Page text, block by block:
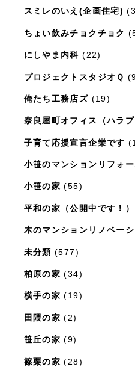
スミレのいえ(企画住宅)
ちょい飲みチョクチョク
にしやま内科 (22)
プロジェクトスタジオＱ
俺たち工務店ズ (19)
奈良屋町オフィス（ハラプ
子育て応援宣言企業です
小笹のマンションリフォ
小笹の家 (55)
平和の家（公開中です！）
木のマンションリノベーシ
未分類 (577)
柏原の家 (34)
横手の家 (19)
田隈の家 (2)
笹丘の家 (9)
篠栗の家 (28)